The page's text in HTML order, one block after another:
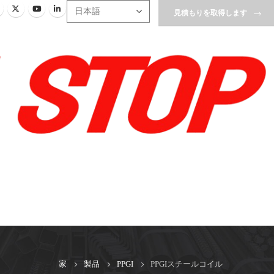
見積もりを取得します
家 製品 PPGI PPGIスチールコイル